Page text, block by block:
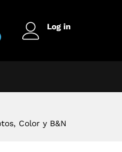
Log in
Color y B&N